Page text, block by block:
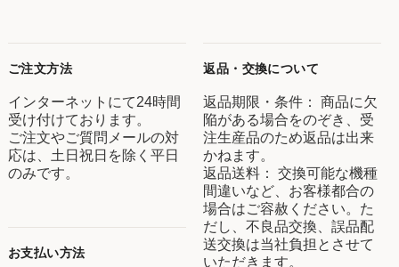
ご注文方法
インターネットにて24時間
受け付けております。
ご注文やご質問メールの対
応は、土日祝日を除く平日
のみです。
お支払い方法
返品・交換について
返品期限・条件： 商品に欠
陥がある場合をのぞき、受
注生産品のため返品は出来
かねます。
返品送料： 交換可能な機種
間違いなど、お客様都合の
場合はご容赦ください。た
だし、不良品交換、誤品配
送交換は当社負担とさせて
いただきます。